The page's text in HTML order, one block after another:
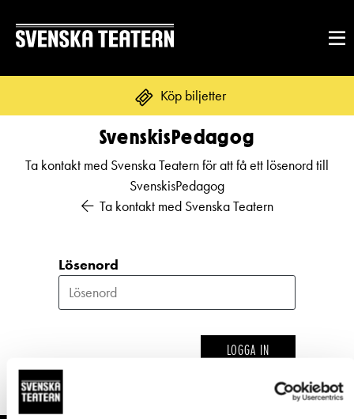
Köp biljetter
REPERTOAR & BILJETTER
Kundtjänst
Biljetter
Presentkort
Mat & dryck
Publikarbete
Tillgänglighet
Frågor & svar
GRUPPER & FÖRETAG
Grupper & teaterombud
Företag
Teaterns verksamhet
LOGGA IN
SvenskisPedagog
Ta kontakt med Svenska Teatern för att få ett lösenord till
SvenskisPedagog
Ta kontakt med Svenska Teatern
Lösenord
LOGGA IN